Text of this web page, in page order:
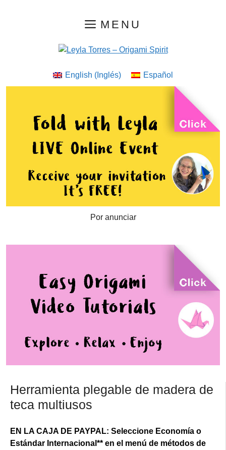
MENU
English ( Inglés) Español
Por anunciar
Herramienta plegable de madera de
teca multiusos
EN LA CAJA DE PAYPAL: Seleccione Economía o
Estándar Internacional** en el menú de métodos de